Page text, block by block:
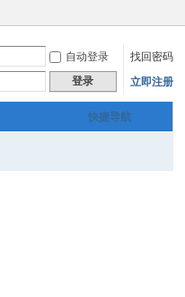
自动登录
找回密码
登录 立即注册
快捷导航